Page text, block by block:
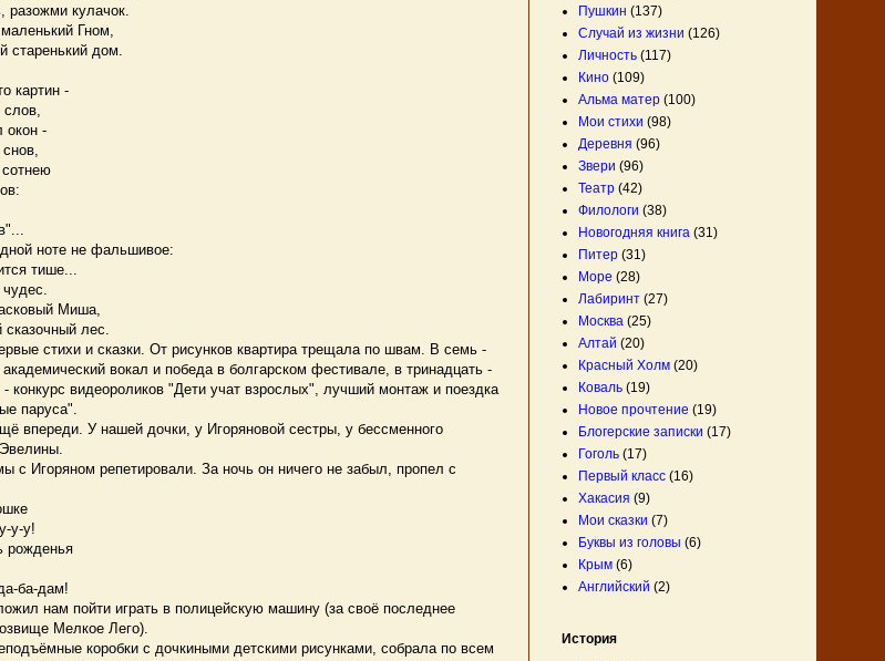
кулачок.
Гном,
дом.
-
-
ноте не фальшивое:
тише...
Миша,
лес.
стихи и сказки. От рисунков квартира трещала по швам. В семь -
вокал и победа в болгарском фестивале, в тринадцать -
конкурс видеороликов "Дети учат взрослых", лучший монтаж и поездка
паруса".
впереди. У нашей дочки, у Игоряновой сестры, у бессменного
с Игоряном репетировали. За ночь он ничего не забыл, пропел с
у!
дам!
нам пойти играть в полицейскую машину (за своё последнее
Мелкое Лего).
коробки с дочкиными детскими рисунками, собрала по всем
Пушкин (137)
Случай из жизни (126)
Личность (117)
Кино (109)
Альма матер (100)
Мои стихи (98)
Деревня (96)
Звери (96)
Театр (42)
Филологи (38)
Новогодняя книга (31)
Питер (31)
Море (28)
Лабиринт (27)
Москва (25)
Алтай (20)
Красный Холм (20)
Коваль (19)
Новое прочтение (19)
Блогерские записки (17)
Гоголь (17)
Первый класс (16)
Хакасия (9)
Мои сказки (7)
Буквы из головы (6)
Крым (6)
Английский (2)
История